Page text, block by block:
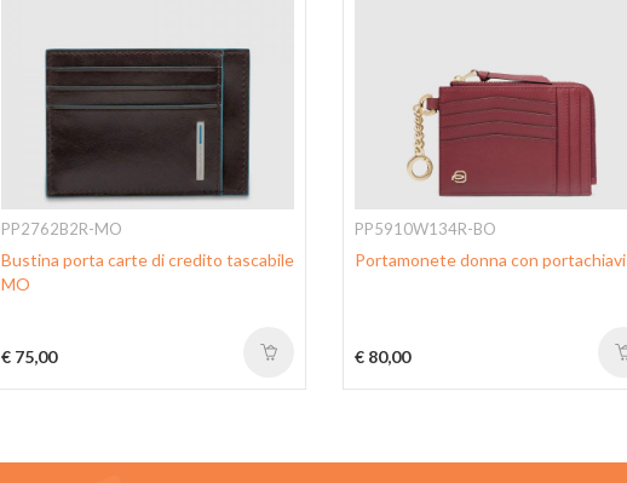
PP2762B2R-MO
Bustina porta carte di credito tascabile
MO
€ 75,00
PP5910W134R-BO
Portamonete donna con portachiavi
€ 80,00